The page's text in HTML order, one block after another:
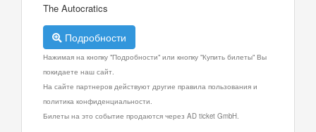
The Autocratics
Подробности
Нажимая на кнопку "Подробности" или кнопку "Купить билеты" Вы
покидаете наш сайт.
На сайте партнеров действуют другие правила пользования и
политика конфиденциальности.
Билеты на это событие продаются через AD ticket GmbH.